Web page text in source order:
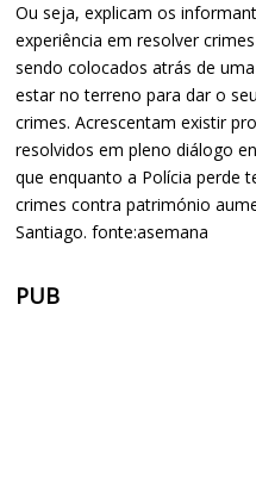
Ou seja, explicam os
experiência em resolver
sendo colocados atrás de
estar no terreno para dar o
crimes. Acrescentam existir
resolvidos em pleno diálogo
que enquanto a Polícia perde
crimes contra património
Santiago. fonte:asemana
PUB